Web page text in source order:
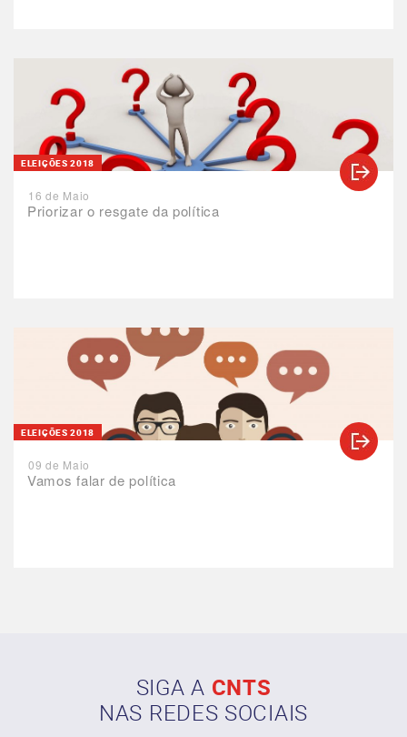
Priorizar o resgate da política
ELEIÇÕES 2018
16 de Maio
Vamos falar de política
ELEIÇÕES 2018
09 de Maio
SIGA A CNTS
NAS REDES SOCIAIS